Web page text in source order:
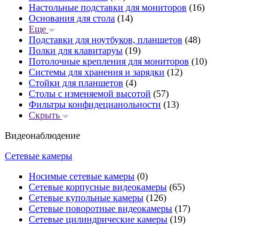
Настольные подставки для мониторов (16)
Основания для стола (14)
Еще
Подставки для ноутбуков, планшетов (48)
Полки для клавитаруы (19)
Потолочные крепления для мониторов (10)
Системы для хранения и зарядки (12)
Стойки для планшетов (4)
Столы с изменяемой высотой (57)
Фильтры конфидецианольности (13)
Скрыть
Видеонаблюдение
Сетевые камеры
Носимые сетевые камеры (0)
Сетевые корпусные видеокамеры (65)
Сетевые купольные камеры (126)
Сетевые поворотные видеокамеры (17)
Сетевые цилиндрические камеры (19)